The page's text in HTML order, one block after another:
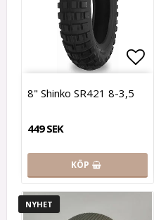
8" Shinko SR421 8-3,5
449 SEK
KÖP
NYHET